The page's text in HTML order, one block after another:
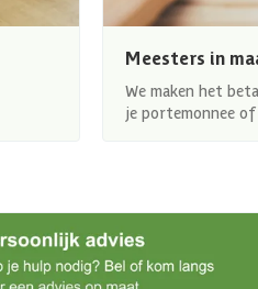
Meesters in
We maken het
je portemonnee